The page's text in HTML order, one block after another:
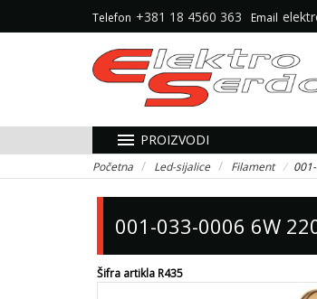
Telefon +381 18 4560 363 Email
menu PROIZVODI
Početna Led-sijalice Filament
001-033-0006 6W
Šifra artikla R435